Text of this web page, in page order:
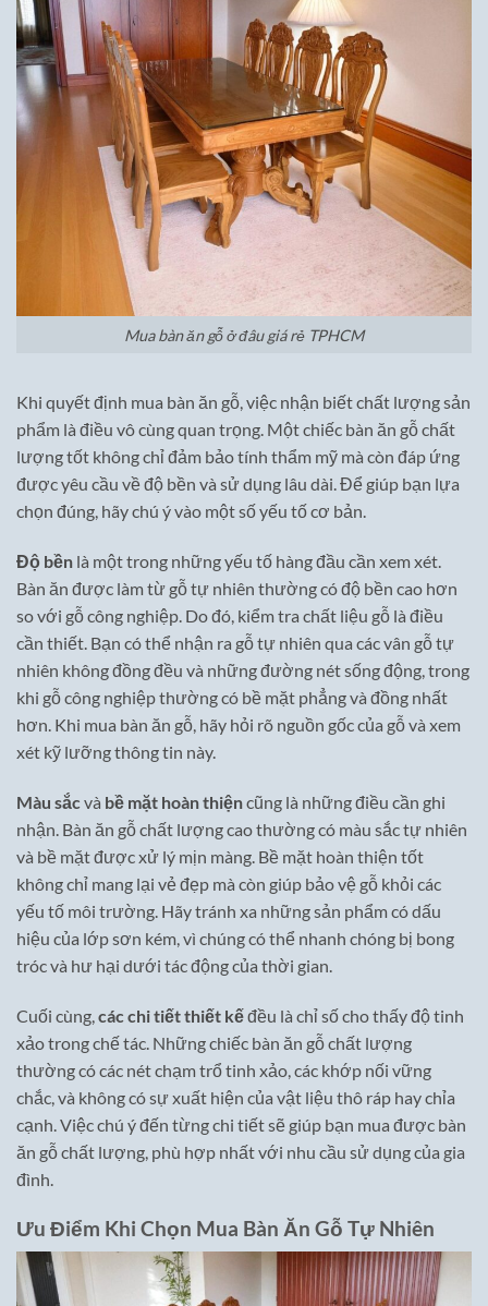
Mua bàn ăn gỗ ở đâu giá rẻ TPHCM
Khi quyết định mua bàn ăn gỗ, việc nhận biết chất lượng sản
phẩm là điều vô cùng quan trọng. Một chiếc bàn ăn gỗ chất
lượng tốt không chỉ đảm bảo tính thẩm mỹ mà còn đáp ứng
được yêu cầu về độ bền và sử dụng lâu dài. Để giúp bạn lựa
chọn đúng, hãy chú ý vào một số yếu tố cơ bản.
Độ bền là một trong những yếu tố hàng đầu cần xem xét.
Bàn ăn được làm từ gỗ tự nhiên thường có độ bền cao hơn
so với gỗ công nghiệp. Do đó, kiểm tra chất liệu gỗ là điều
cần thiết. Bạn có thể nhận ra gỗ tự nhiên qua các vân gỗ tự
nhiên không đồng đều và những đường nét sống động, trong
khi gỗ công nghiệp thường có bề mặt phẳng và đồng nhất
hơn. Khi mua bàn ăn gỗ, hãy hỏi rõ nguồn gốc của gỗ và xem
xét kỹ lưỡng thông tin này.
Màu sắcvà bề mặt hoàn thiệncũng là những điều cần ghi
nhận. Bàn ăn gỗ chất lượng cao thường có màu sắc tự nhiên
và bề mặt được xử lý mịn màng. Bề mặt hoàn thiện tốt
không chỉ mang lại vẻ đẹp mà còn giúp bảo vệ gỗ khỏi các
yếu tố môi trường. Hãy tránh xa những sản phẩm có dấu
hiệu của lớp sơn kém, vì chúng có thể nhanh chóng bị bong
tróc và hư hại dưới tác động của thời gian.
Cuối cùng,các chi tiết thiết kếđều là chỉ số cho thấy độ tinh
xảo trong chế tác. Những chiếc bàn ăn gỗ chất lượng
thường có các nét chạm trổ tinh xảo, các khớp nối vững
chắc, và không có sự xuất hiện của vật liệu thô ráp hay chỉa
cạnh. Việc chú ý đến từng chi tiết sẽ giúp bạn mua được bàn
ăn gỗ chất lượng, phù hợp nhất với nhu cầu sử dụng của gia
đình.
Ưu Điểm Khi Chọn Mua Bàn Ăn Gỗ Tự Nhiên